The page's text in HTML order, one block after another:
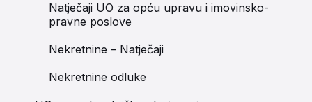
Natječaji UO za opću upravu i imovinsko-
pravne poslove
Nekretnine – Natječaji
Nekretnine odluke